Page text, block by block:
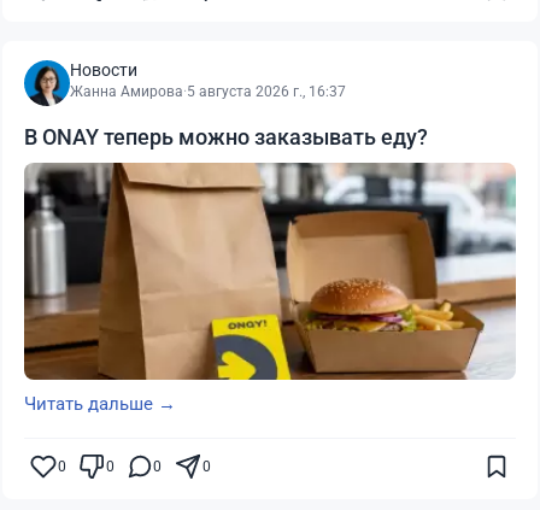
Новости
Жанна Амирова·5 августа 2026 г., 16:37
В ONAY теперь можно заказывать еду?
Читать дальше →
0 0 0 0